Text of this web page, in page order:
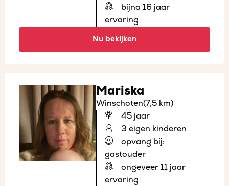
bijna 16 jaar
ervaring
Nu bekijken
Mariska
Winschoten(7,5 km)
45 jaar
3 eigen kinderen
opvang bij:
gastouder
ongeveer 11 jaar
ervaring